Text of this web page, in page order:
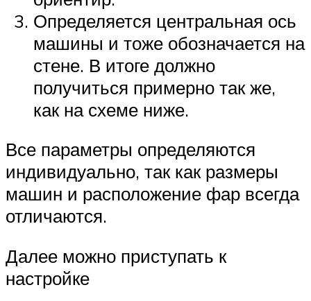
Определяется центральная ось
машины и тоже обозначается на
стене. В итоге должно
получиться примерно так же,
как на схеме ниже.
Все параметры определяются
индивидуально, так как размеры
машин и расположение фар всегда
отличаются.
Далее можно приступать к
настройке